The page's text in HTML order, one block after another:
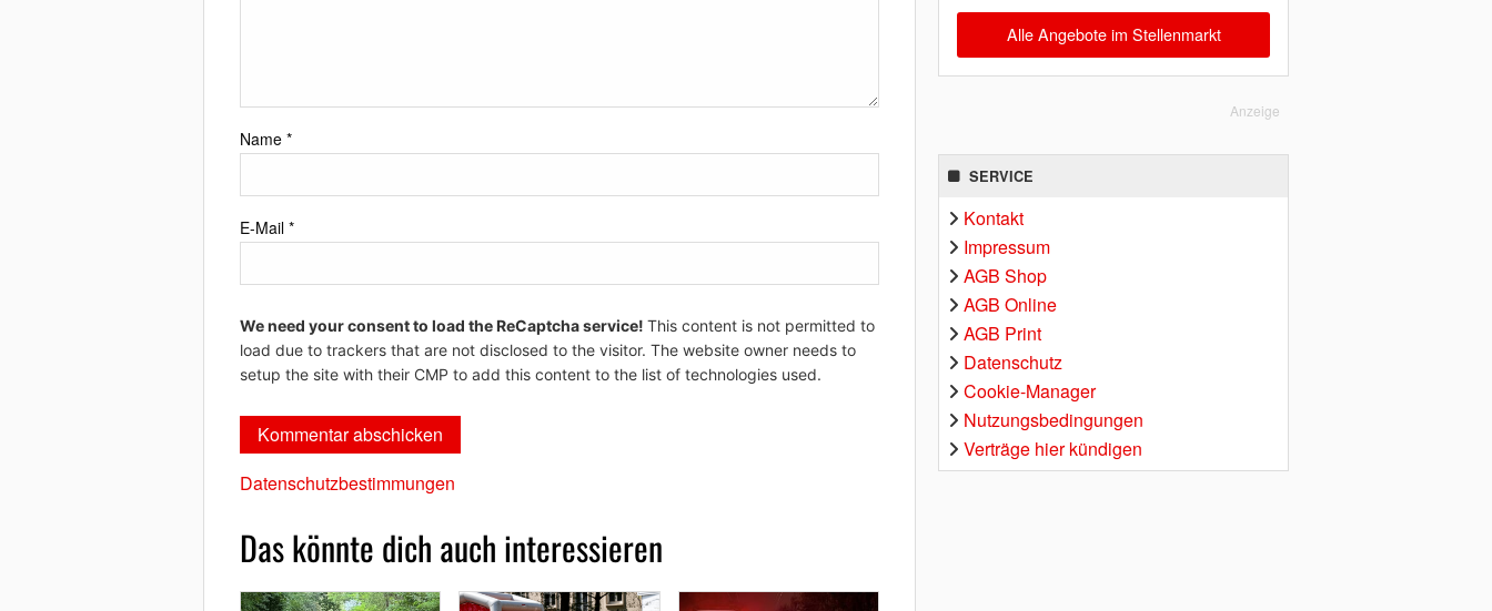
Name *
E-Mail *
We need your consent to load the ReCaptcha service! This content is not permitted to
load due to trackers that are not disclosed to the visitor. The website owner needs to
setup the site with their CMP to add this content to the list of technologies used.
Datenschutzbestimmungen
Das könnte dich auch interessieren
Alle Angebote im Stellenmarkt
Anzeige
SERVICE
Kontakt
Impressum
AGB Shop
AGB Online
AGB Print
Datenschutz
Cookie-Manager
Nutzungsbedingungen
Verträge hier kündigen